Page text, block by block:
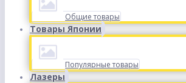
Общие товары
Товары Японии
Популярные товары
Лазеры